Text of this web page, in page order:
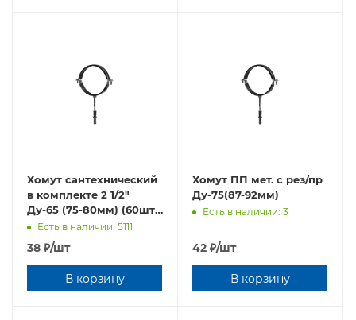
Хомут сантехнический
в комплекте 2 1/2"
Ду-65 (75-80мм) (60шт
в упаковке)
Есть в наличии: 5111
38 ₽/шт
В корзину
Хомут ПП мет. с рез/пр
Ду-75(87-92мм)
Есть в наличии: 3
42 ₽/шт
В корзину